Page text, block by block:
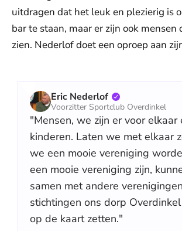
uitdragen dat het leuk en plezierig is
bar te staan, maar er zijn ook mensen
zien. Nederlof doet een oproep aan
Eric Nederlof
Voorzitter Sportclub Overdinkel
"Mensen, we zijn er voor elkaar
kinderen. Laten we met elkaar
we een mooie vereniging
een mooie vereniging zijn,
samen met andere
stichtingen ons dorp
op de kaart zetten."